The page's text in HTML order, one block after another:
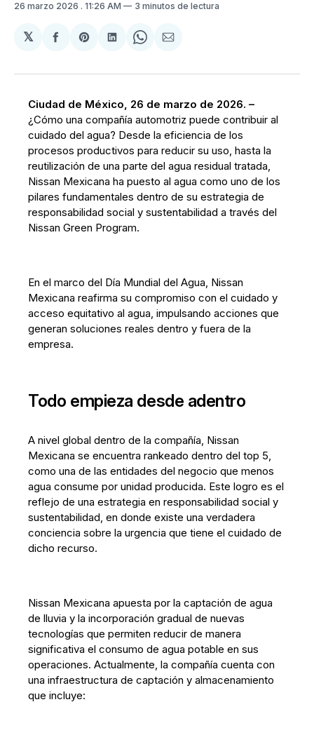
26 marzo 2026 . 11:26 AM 3 minutos de lectura
𝕏
Compartir
Facebook
Share
Pinterest
Compartir
LinkedIn
Share
WhatsApp
Compartir
Email
Ciudad de México, 26 de marzo de 2026. –
¿Cómo una compañía automotriz puede contribuir al
cuidado del agua? Desde la eficiencia de los
procesos productivos para reducir su uso, hasta la
reutilización de una parte del agua residual tratada,
Nissan Mexicana ha puesto al agua como uno de los
pilares fundamentales dentro de su estrategia de
responsabilidad social y sustentabilidad a través del
Nissan Green Program.
En el marco del Día Mundial del Agua, Nissan
Mexicana reafirma su compromiso con el cuidado y
acceso equitativo al agua, impulsando acciones que
generan soluciones reales dentro y fuera de la
empresa.
Todo empieza desde adentro
A nivel global dentro de la compañía, Nissan
Mexicana se encuentra rankeado dentro del top 5,
como una de las entidades del negocio que menos
agua consume por unidad producida. Este logro es el
reflejo de una estrategia en responsabilidad social y
sustentabilidad, en donde existe una verdadera
conciencia sobre la urgencia que tiene el cuidado de
dicho recurso.
Nissan Mexicana apuesta por la captación de agua
de lluvia y la incorporación gradual de nuevas
tecnologías que permiten reducir de manera
significativa el consumo de agua potable en sus
operaciones. Actualmente, la compañía cuenta con
una infraestructura de captación y almacenamiento
que incluye: